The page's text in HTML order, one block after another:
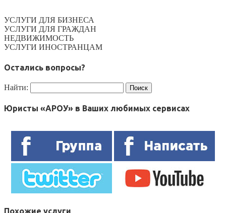
УСЛУГИ ДЛЯ БИЗНЕСА
УСЛУГИ ДЛЯ ГРАЖДАН
НЕДВИЖИМОСТЬ
УСЛУГИ ИНОСТРАНЦАМ
Остались вопросы?
Найти:
Юристы «АРОУ» в Ваших любимых сервисах
Похожие услуги